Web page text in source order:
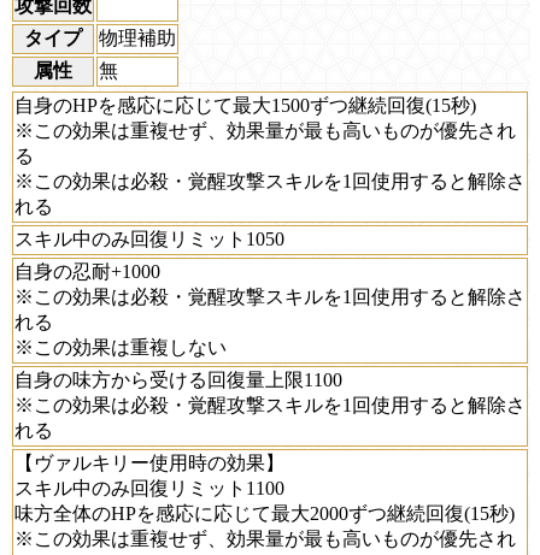
攻撃回数
タイプ
物理補助
属性
無
自身のHPを感応に応じて最大1500ずつ継続回復(15秒)
※この効果は重複せず、効果量が最も高いものが優先され
る
※この効果は必殺・覚醒攻撃スキルを1回使用すると解除さ
れる
スキル中のみ回復リミット1050
自身の忍耐+1000
※この効果は必殺・覚醒攻撃スキルを1回使用すると解除さ
れる
※この効果は重複しない
自身の味方から受ける回復量上限1100
※この効果は必殺・覚醒攻撃スキルを1回使用すると解除さ
れる
【ヴァルキリー使用時の効果】
スキル中のみ回復リミット1100
味方全体のHPを感応に応じて最大2000ずつ継続回復(15秒)
※この効果は重複せず、効果量が最も高いものが優先され